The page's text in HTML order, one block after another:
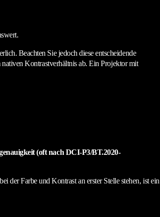
Beachten Sie jedoch diese entscheidende
Kontrastverhältnis ab. Ein Projektor mit
(oft nach DCI-P3/BT.2020-
der Farbe und Kontrast an erster Stelle stehen, ist ein